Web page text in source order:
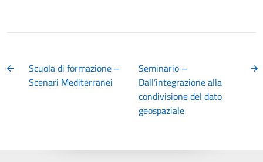
Scuola di formazione –
Scenari Mediterranei
Seminario –
Dall’integrazione alla
condivisione del dato
geospaziale